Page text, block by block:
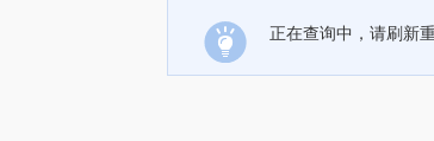
正在查询中，请刷新